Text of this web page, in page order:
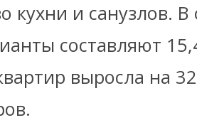
кухни и санузлов.
составляют
выросла на